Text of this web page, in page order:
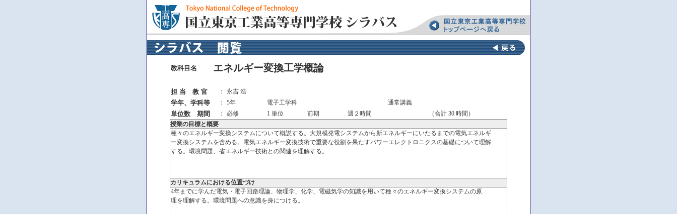
教科目名 エネルギー変換工学概論
担 当 教 官 ： 永吉 浩
学年、学科等 ： 5年 電子工学科 通常講義
単位数 期間 ： 必修 1 単位 前期 週２時間
（合計 30 時間）
授業の目標と概要
種々のエネルギー変換システムについて概説する。大規模発電システムから新エネルギーにいたるまでの電気エネルギ
ー変換システムを含める。電気エネルギー変換技術で重要な役割を果たすパワーエレクトロニクスの基礎について理解
する。環境問題、省エネルギー技術との関連を理解する。
カリキュラムにおける位置づけ
4年までに学んだ電気・電子回路理論、物理学、化学、電磁気学の知識を用いて種々のエネルギー変換システムの原
理を理解する。環境問題への意識を身につける。